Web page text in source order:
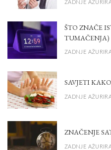
ZADNJE
ŠTO ZNAČE
TUMAČENJA)
ZADNJE
SAVJETI
ZADNJE
ZNAČENJE
ZADNJE